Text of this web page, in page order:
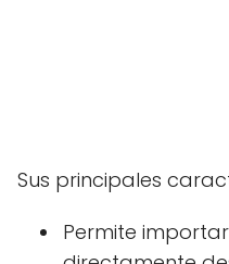
Sus principales
Permite